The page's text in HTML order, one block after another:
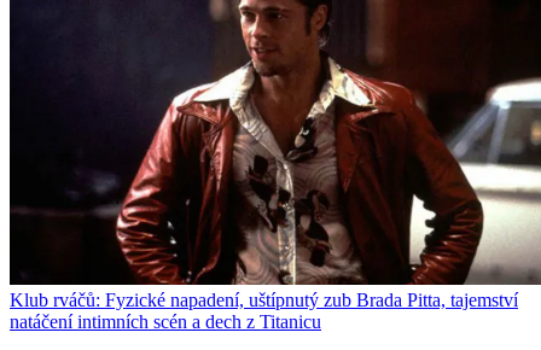
Klub rváčů: Fyzické napadení, uštípnutý zub Brada Pitta, tajemství
natáčení intimních scén a dech z Titanicu